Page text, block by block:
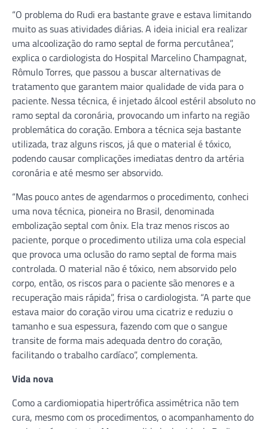
“O problema do Rudi era bastante grave e estava limitando
muito as suas atividades diárias. A ideia inicial era realizar
uma alcoolização do ramo septal de forma percutânea”,
explica o cardiologista do Hospital Marcelino Champagnat,
Rômulo Torres, que passou a buscar alternativas de
tratamento que garantem maior qualidade de vida para o
paciente. Nessa técnica, é injetado álcool estéril absoluto no
ramo septal da coronária, provocando um infarto na região
problemática do coração. Embora a técnica seja bastante
utilizada, traz alguns riscos, já que o material é tóxico,
podendo causar complicações imediatas dentro da artéria
coronária e até mesmo ser absorvido.
“Mas pouco antes de agendarmos o procedimento, conheci
uma nova técnica, pioneira no Brasil, denominada
embolização septal com ônix. Ela traz menos riscos ao
paciente, porque o procedimento utiliza uma cola especial
que provoca uma oclusão do ramo septal de forma mais
controlada. O material não é tóxico, nem absorvido pelo
corpo, então, os riscos para o paciente são menores e a
recuperação mais rápida”, frisa o cardiologista. “A parte que
estava maior do coração virou uma cicatriz e reduziu o
tamanho e sua espessura, fazendo com que o sangue
transite de forma mais adequada dentro do coração,
facilitando o trabalho cardíaco”, complementa.
Vida nova
Como a cardiomiopatia hipertrófica assimétrica não tem
cura, mesmo com os procedimentos, o acompanhamento do